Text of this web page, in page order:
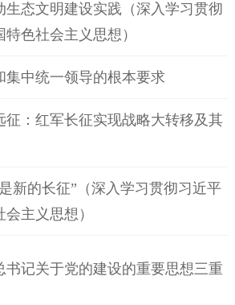
生态文明建设实践（深入学习贯彻
色社会主义思想）
集中统一领导的根本要求
征：红军长征实现战略大转移及其
新的长征”（深入学习贯彻习近平
主义思想）
书记关于党的建设的重要思想三重